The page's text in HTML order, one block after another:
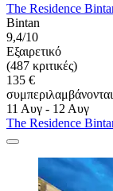
The Residence
Bintan
9,4/10
Εξαιρετικό
(487 κριτικές)
135 €
11 Αυγ - 12 Αυγ
The Residence